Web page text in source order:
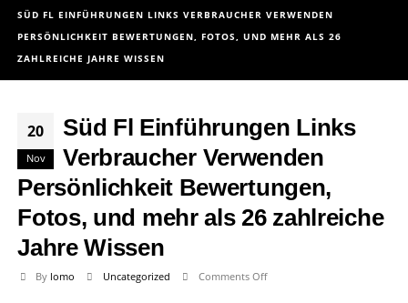
SÜD FL EINFÜHRUNGEN LINKS VERBRAUCHER VERWENDEN
PERSÖNLICHKEIT BEWERTUNGEN, FOTOS, UND MEHR ALS 26
ZAHLREICHE JAHRE WISSEN
20
Nov
Süd Fl Einführungen Links
Verbraucher Verwenden
Persönlichkeit Bewertungen,
Fotos, und mehr als 26 zahlreiche
Jahre Wissen
By lomo Uncategorized Comments Offon